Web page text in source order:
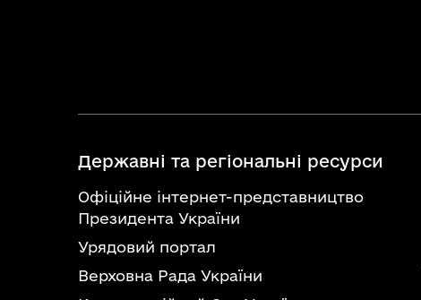
Державні та регіональні ресурси
Офіційне інтернет-представництво
Президента України
Урядовий портал
Верховна Рада України